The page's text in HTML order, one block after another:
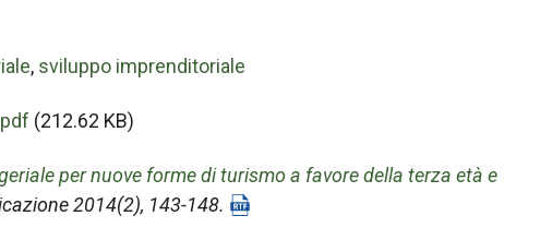
, sviluppo imprenditoriale
(212.62 KB)
per nuove forme di turismo a favore della terza età e
2014(2), 143-148.